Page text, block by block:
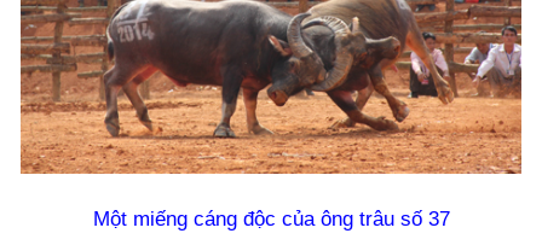
Một miếng cáng độc của ông trâu số 37